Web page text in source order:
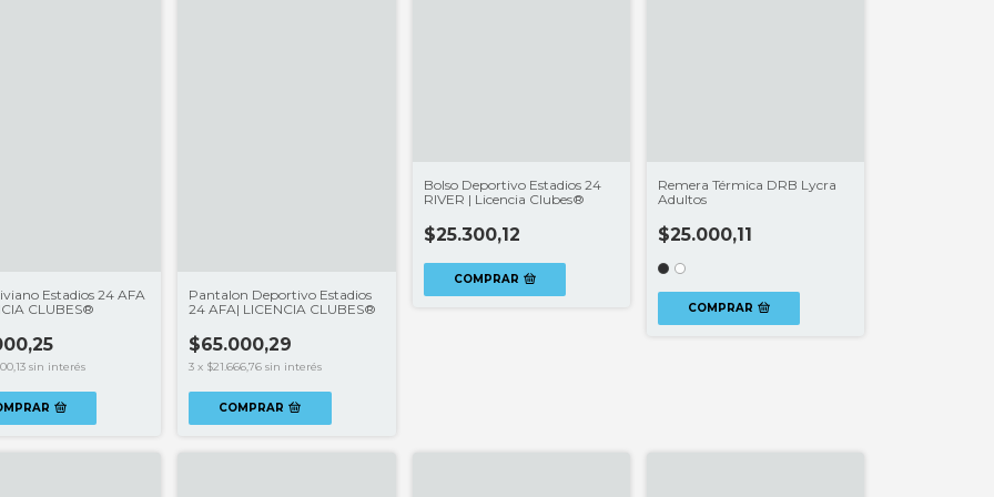
Estadios 24 AFA
CLUBES®
sin interés
Pantalon Deportivo Estadios
24 AFA| LICENCIA CLUBES®
$65.000,29
3 x $21.666,76 sin interés
COMPRAR
Bolso Deportivo Estadios 24
RIVER | Licencia Clubes®
$25.300,12
COMPRAR
Remera Térmica DRB Lycra
Adultos
$25.000,11
COMPRAR